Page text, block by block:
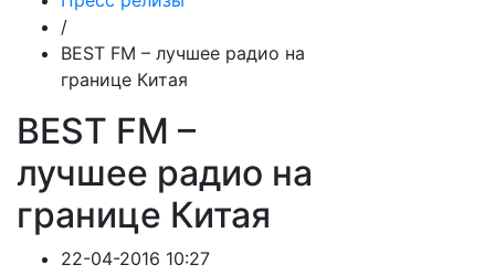
/
BEST FM – лучшее радио на
границе Китая
BEST FM –
лучшее радио на
границе Китая
22-04-2016 10:27